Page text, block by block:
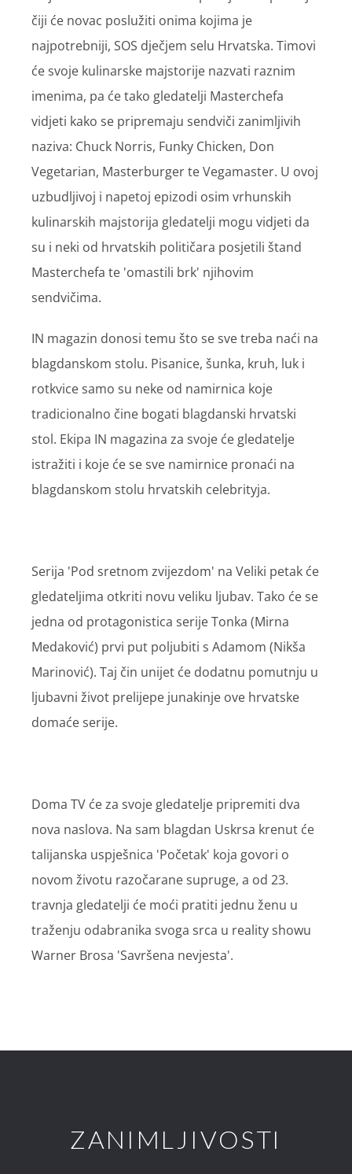
čiji će novac poslužiti onima kojima je
najpotrebniji, SOS dječjem selu Hrvatska. Timovi
će svoje kulinarske majstorije nazvati raznim
imenima, pa će tako gledatelji Masterchefa
vidjeti kako se pripremaju sendviči zanimljivih
naziva: Chuck Norris, Funky Chicken, Don
Vegetarian, Masterburger te Vegamaster. U ovoj
uzbudljivoj i napetoj epizodi osim vrhunskih
kulinarskih majstorija gledatelji mogu vidjeti da
su i neki od hrvatskih političara posjetili štand
Masterchefa te 'omastili brk' njihovim
sendvičima.
IN magazin donosi temu što se sve treba naći na
blagdanskom stolu. Pisanice, šunka, kruh, luk i
rotkvice samo su neke od namirnica koje
tradicionalno čine bogati blagdanski hrvatski
stol. Ekipa IN magazina za svoje će gledatelje
istražiti i koje će se sve namirnice pronaći na
blagdanskom stolu hrvatskih celebrityja.
Serija 'Pod sretnom zvijezdom' na Veliki petak će
gledateljima otkriti novu veliku ljubav. Tako će se
jedna od protagonistica serije Tonka (Mirna
Medaković) prvi put poljubiti s Adamom (Nikša
Marinović). Taj čin unijet će dodatnu pomutnju u
ljubavni život prelijepe junakinje ove hrvatske
domaće serije.
Doma TV će za svoje gledatelje pripremiti dva
nova naslova. Na sam blagdan Uskrsa krenut će
talijanska uspješnica 'Početak' koja govori o
novom životu razočarane supruge, a od 23.
travnja gledatelji će moći pratiti jednu ženu u
traženju odabranika svoga srca u reality showu
Warner Brosa 'Savršena nevjesta'.
ZANIMLJIVOSTI